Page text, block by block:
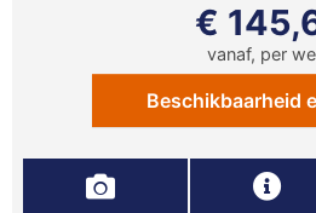
€
vanaf, per
Beschikbaarheid